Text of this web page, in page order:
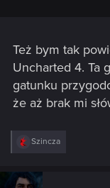
Też bym tak
Uncharted 4. Ta
gatunku
że aż brak mi
R
c
Szincza